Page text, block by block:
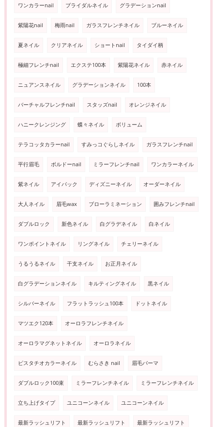
ワンカラーnail ブライダルネイル グラデーションnail
紫陽花nail 梅雨nail ガラスフレンチネイル ブルーネイル
夏ネイル クリアネイル ショートnail タイダイ柄
極細フレンチnail エクステ100本 紫陽花ネイル 赤ネイル
ニュアンスネイル グラデーションネイル 100本
バーチャルフレンチnail スタッズnail オレンジネイル
ハニークレンジング 蝶々ネイル ボリューム
テラコッタカラーnail すみっコぐらしネイル ガラスフレンチnail
平行眉毛 ボルドーnail ミラーフレンチnail ワンカラーネイル
紫ネイル アイパック ディズニーネイル オーダーネイル
大人ネイル 眉毛wax ブローラミネーション 囲みフレンチnail
ダブルロック 新色ネイル 白グラデネイル 白ネイル
ワンポイントネイル リングネイル チェリーネイル
うるうるネイル 干支ネイル お正月ネイル
白グラデーションネイル キルティングネイル 黒ネイル
シルバーネイル フラットラッシュ100本 ドットネイル
マツエク120本 オーロラフレンチネイル
オーロラマグネットネイル オーロラネイル
ピスタチオカラーネイル むらさき nail 眉毛パーマ
ダブルロック100束 ミラーフレンチネイル ミラーフレンチネイル
立ち上げタイプ ユニコーンネイル ユニコーンネイル
最新ラッシュリフト 最新ラッシュリフト 最新ラッシュリフト